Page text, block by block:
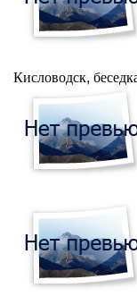
Кисловодск,